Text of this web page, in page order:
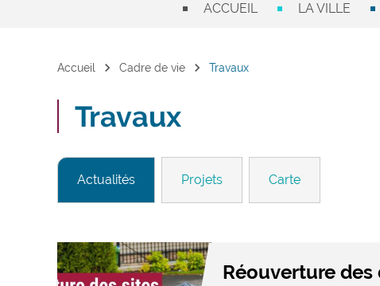
ACCUEIL LA VILLE
Accueil chevron_right Cadre de vie chevron_right Travaux
Travaux
Actualités Projets Carte
Réouverture